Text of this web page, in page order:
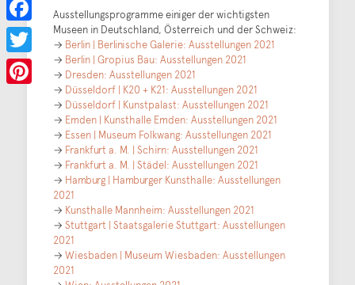
Ausstellungsprogramme einiger der wichtigsten
Museen in Deutschland, Österreich und der Schweiz:
→ Berlin | Berlinische Galerie: Ausstellungen 2021
→ Berlin | Gropius Bau: Ausstellungen 2021
→ Dresden: Ausstellungen 2021
→ Düsseldorf | K20 + K21: Ausstellungen 2021
→ Düsseldorf | Kunstpalast: Ausstellungen 2021
→ Emden | Kunsthalle Emden: Ausstellungen 2021
→ Essen | Museum Folkwang: Ausstellungen 2021
→ Frankfurt a. M. | Schirn: Ausstellungen 2021
→ Frankfurt a. M. | Städel: Ausstellungen 2021
→ Hamburg | Hamburger Kunsthalle: Ausstellungen
2021
→ Kunsthalle Mannheim: Ausstellungen 2021
→ Stuttgart | Staatsgalerie Stuttgart: Ausstellungen
2021
→ Wiesbaden | Museum Wiesbaden: Ausstellungen
2021
Facebook
Twitter